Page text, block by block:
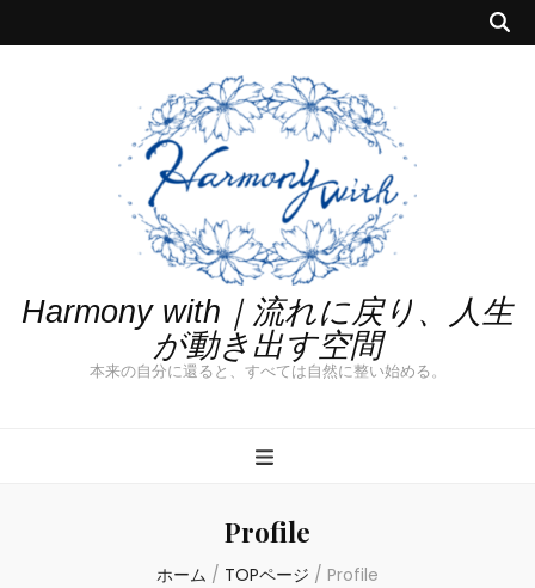
Harmony with｜流れに戻り、人生
が動き出す空間
本来の自分に還ると、すべては自然に整い始める。
Profile
ホーム / TOPページ / Profile